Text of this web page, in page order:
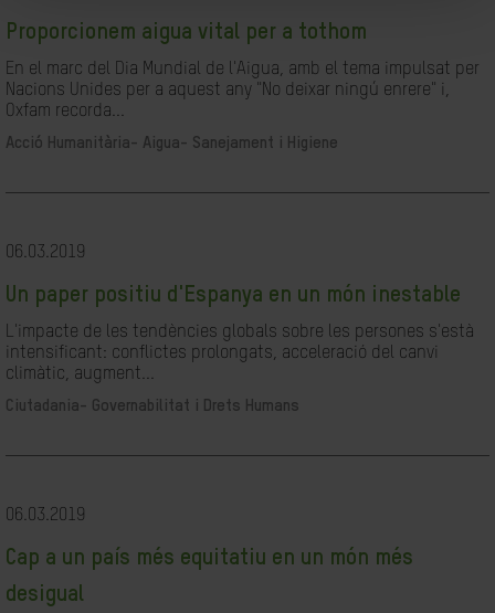
Proporcionem aigua vital per a tothom
En el marc del Dia Mundial de l'Aigua, amb el tema impulsat per
Nacions Unides per a aquest any "No deixar ningú enrere" i,
Oxfam recorda...
Acció Humanitària- Aigua- Sanejament i Higiene
06.03.2019
Un paper positiu d'Espanya en un món inestable
L'impacte de les tendències globals sobre les persones s'està
intensificant: conflictes prolongats, acceleració del canvi
climàtic, augment...
Ciutadania- Governabilitat i Drets Humans
06.03.2019
Cap a un país més equitatiu en un món més
desigual